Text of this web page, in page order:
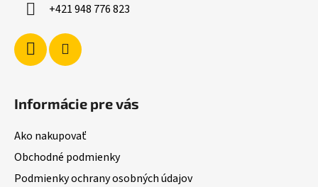
+421 948 776 823
Informácie pre vás
Ako nakupovať
Obchodné podmienky
Podmienky ochrany osobných údajov